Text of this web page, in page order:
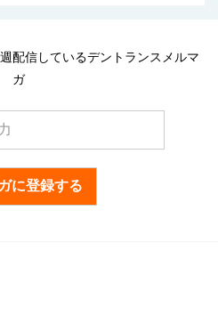
配信しているデントランスメルマ
ガ
に登録する